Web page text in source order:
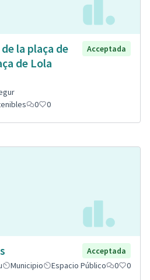
la plaça de
de Lola
Acceptada
0 0
Acceptada
Municipio Espacio Público 0 0